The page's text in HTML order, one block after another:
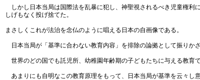
しかし日本当局は国際法を乱暴に犯し、神聖視されるべき児童権利
しげもなく投げ捨てた。
まさしくこれが法治を念仏のように唱える日本の自画像である。
日本当局が「基準に合わない教育内容」を排除の論拠として振りか
世界のどの国でも託児所、幼稚園年齢期の子どもたちに与える教育
あまりにも自明なこの教育原理をもって、日本当局が基準を云々し